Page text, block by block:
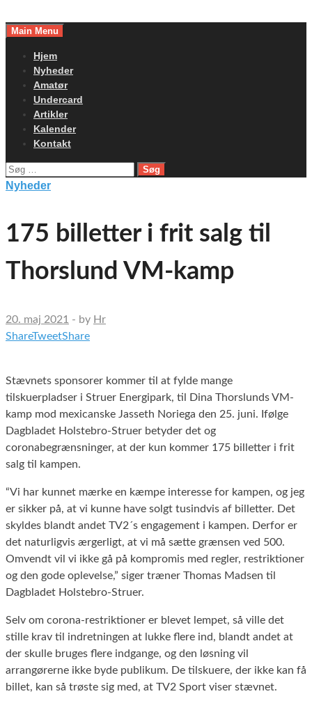
toMain Menu
Hjem
Nyheder
Amatør
Undercard
Artikler
Kalender
Kontakt
Søg
efter:
Nyheder
175 billetter i frit salg til
Thorslund VM-kamp
20. maj 2021 - by Hr
ShareTweetShare
Stævnets sponsorer kommer til at fylde mange
tilskuerpladser i Struer Energipark, til Dina Thorslunds VM-
kamp mod mexicanske Jasseth Noriega den 25. juni. Ifølge
Dagbladet Holstebro-Struer betyder det og
coronabegrænsninger, at der kun kommer 175 billetter i frit
salg til kampen.
“Vi har kunnet mærke en kæmpe interesse for kampen, og jeg
er sikker på, at vi kunne have solgt tusindvis af billetter. Det
skyldes blandt andet TV2´s engagement i kampen. Derfor er
det naturligvis ærgerligt, at vi må sætte grænsen ved 500.
Omvendt vil vi ikke gå på kompromis med regler, restriktioner
og den gode oplevelse,” siger træner Thomas Madsen til
Dagbladet Holstebro-Struer.
Selv om corona-restriktioner er blevet lempet, så ville det
stille krav til indretningen at lukke flere ind, blandt andet at
der skulle bruges flere indgange, og den løsning vil
arrangørerne ikke byde publikum. De tilskuere, der ikke kan få
billet, kan så trøste sig med, at TV2 Sport viser stævnet.